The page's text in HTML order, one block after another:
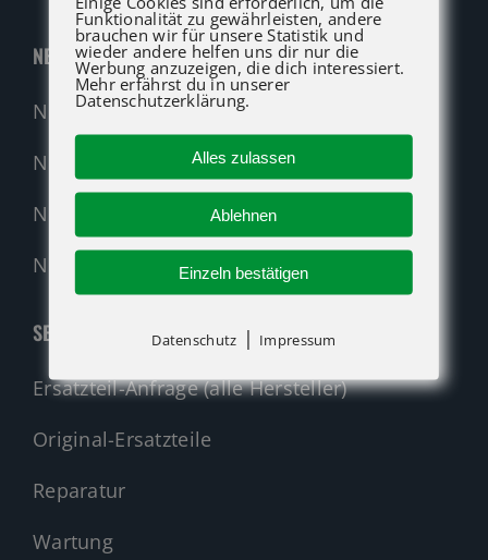
NEUMASCHINEN
Neumaschinen Übersicht
Neumaschinen Genie
Neumaschinen Merlo
Nehmen Sie Kontakt auf!
SERVICE
Ersatzteil-Anfrage (alle Hersteller)
Original-Ersatzteile
Reparatur
Wartung
Funktionalität zu gewährleisten, andere
brauchen wir für unsere Statistik und
wieder andere helfen uns dir nur die
Werbung anzuzeigen, die dich interessiert.
Mehr erfährst du in unserer
Datenschutzerklärung.
Alles zulassen
Ablehnen
Einzeln bestätigen
Datenschutz | Impressum